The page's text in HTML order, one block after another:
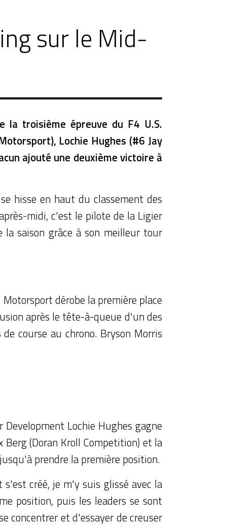
sur le Mid-
troisième épreuve du F4 U.S.
Lochie Hughes (#6 Jay
ajouté une deuxième victoire à
hisse en haut du classement des
midi, c'est le pilote de la Ligier
saison grâce à son meilleur tour
dérobe la première place
après le tête-à-queue d'un des
course au chrono. Bryson Morris
Lochie Hughes gagne
(Doran Kroll Competition) et la
prendre la première position.
créé, je m'y suis glissé avec la
position, puis les leaders se sont
concentrer et d'essayer de creuser